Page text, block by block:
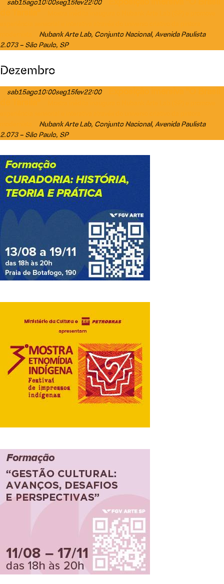
sab15ago10:00seg15fev22:00
Nubank Arte Lab, Conjunto Nacional, Avenida Paulista
2.073 – São Paulo, SP
Dezembro
sab15ago10:00seg15fev22:00
Nubank Arte Lab, Conjunto Nacional, Avenida Paulista
2.073 – São Paulo, SP